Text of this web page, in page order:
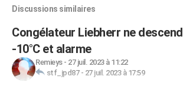
Discussions similaires
Congélateur Liebherr ne
-10°C et alarme
Remieys- 27 juil. 2023 à 11:22
stf_jpd87- 27 juil. 2023 à 17:59